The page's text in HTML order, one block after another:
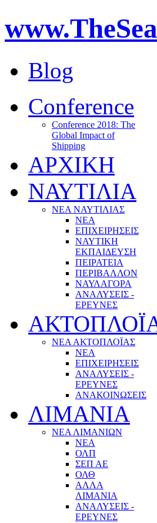
Blog
Conference
Conference 2018: The
Global Impact of
Shipping
ΑΡΧΙΚΗ
ΝΑΥΤΙΛΙΑ
ΝΕΑ ΝΑΥΤΙΛΙΑΣ
ΝΕΑ
ΕΠΙΧΕΙΡΗΣΕΙΣ
ΝΑΥΤΙΚΗ
ΕΚΠΑΙΔΕΥΣΗ
ΠΕΙΡΑΤΕΙΑ
ΠΕΡΙΒΑΛΛΟΝ
ΝΑΥΛΑΓΟΡΑ
ΑΝΑΛΥΣΕΙΣ -
ΕΡΕΥΝΕΣ
ΝΕΑ ΑΚΤΟΠΛΟΪΑΣ
ΝΕΑ
ΕΠΙΧΕΙΡΗΣΕΙΣ
ΑΝΑΛΥΣΕΙΣ -
ΕΡΕΥΝΕΣ
ΑΝΑΚΟΙΝΩΣΕΙΣ
ΛΙΜΑΝΙΑ
ΝΕΑ ΛΙΜΑΝΙΩΝ
ΝΕΑ
ΟΛΠ
ΣΕΠ ΑΕ
ΟΛΘ
ΑΛΛΑ
ΛΙΜΑΝΙΑ
ΑΝΑΛΥΣΕΙΣ -
ΕΡΕΥΝΕΣ